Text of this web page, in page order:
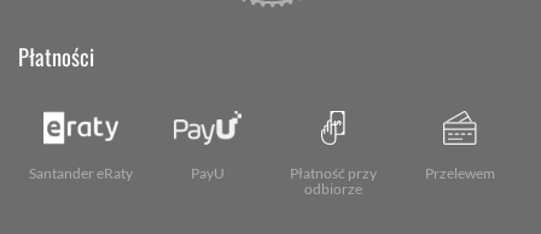
Płatności
Santander eRaty PayU
Płatność przy
odbiorze
Przelewem